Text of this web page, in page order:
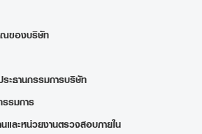
ณของบริษัท
ะธานกรรมการบริษัท
รมการ
และหน่วยงานตรวจสอบภายใน